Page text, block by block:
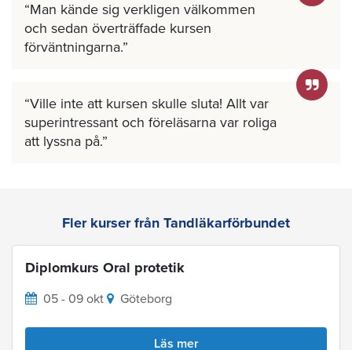
Man kände sig verkligen välkommen
och sedan överträffade kursen
förväntningarna.
Ville inte att kursen skulle sluta! Allt var
superintressant och föreläsarna var roliga
att lyssna på.
Fler kurser från Tandläkarförbundet
Diplomkurs Oral protetik
05 - 09 okt Göteborg
Läs mer